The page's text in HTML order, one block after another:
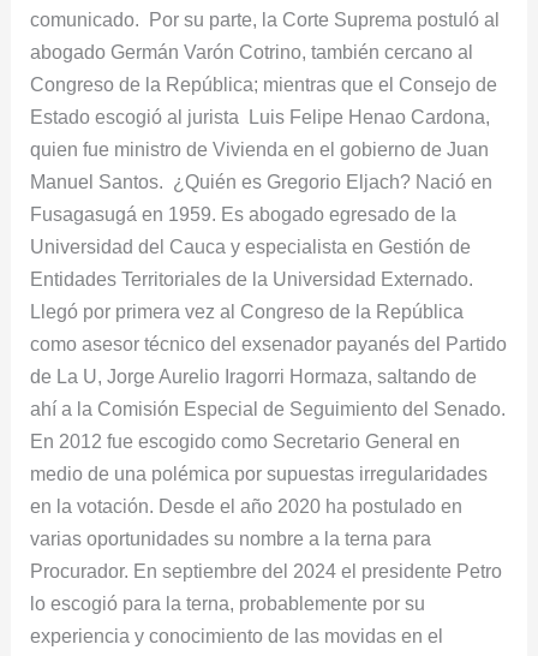
comunicado. Por su parte, la Corte Suprema postuló al
abogado Germán Varón Cotrino, también cercano al
Congreso de la República; mientras que el Consejo de
Estado escogió al jurista Luis Felipe Henao Cardona,
quien fue ministro de Vivienda en el gobierno de Juan
Manuel Santos. ¿Quién es Gregorio Eljach? Nació en
Fusagasugá en 1959. Es abogado egresado de la
Universidad del Cauca y especialista en Gestión de
Entidades Territoriales de la Universidad Externado.
Llegó por primera vez al Congreso de la República
como asesor técnico del exsenador payanés del Partido
de La U, Jorge Aurelio Iragorri Hormaza, saltando de
ahí a la Comisión Especial de Seguimiento del Senado.
En 2012 fue escogido como Secretario General en
medio de una polémica por supuestas irregularidades
en la votación. Desde el año 2020 ha postulado en
varias oportunidades su nombre a la terna para
Procurador. En septiembre del 2024 el presidente Petro
lo escogió para la terna, probablemente por su
experiencia y conocimiento de las movidas en el